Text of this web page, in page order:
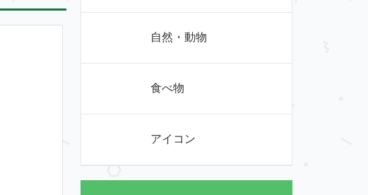
自然・動物
食べ物
アイコン